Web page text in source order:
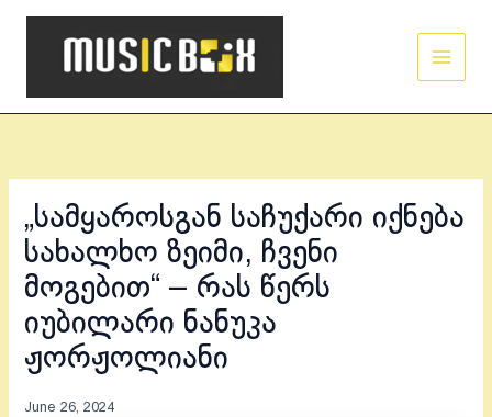
Skip
„სამყაროსგან საჩუქარი იქნება
სახალხო ზეიმი, ჩვენი
მოგებით“ – რას წერს
იუბილარი ნანუკა
ჟორჟოლიანი
June 26, 2024